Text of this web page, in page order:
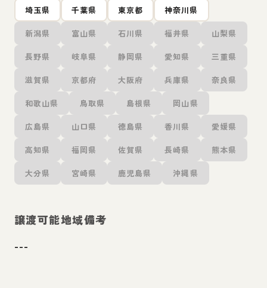
埼玉県 千葉県 東京都 神奈川県
新潟県 富山県 石川県 福井県 山梨県
長野県 岐阜県 静岡県 愛知県 三重県
滋賀県 京都府 大阪府 兵庫県 奈良県
和歌山県 鳥取県 島根県 岡山県
広島県 山口県 徳島県 香川県 愛媛県
高知県 福岡県 佐賀県 長崎県 熊本県
大分県 宮崎県 鹿児島県 沖縄県
譲渡可能地域備考
---